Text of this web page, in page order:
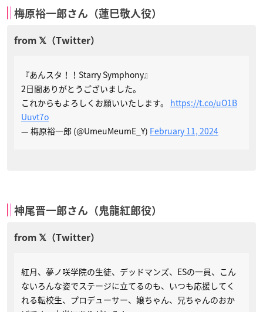
梅原裕一郎さん（蓮巳敬人役）
『あんスタ！！Starry Symphony』
2日間ありがとうございました。
これからもよろしくお願いいたします。 https://t.co/uO1B
Uuvt7o
— 梅原裕一郎 (@UmeuMeumE_Y) February 11, 2024
神尾晋一郎さん（鬼龍紅郎役）
紅月、夢ノ咲学院の生徒、デッドマンズ、ESの一員、こん
ないろんな姿でステージに立てるのも、いつも応援してく
れる転校生、プロデューサー、嬢ちゃん、兄ちゃんのおか